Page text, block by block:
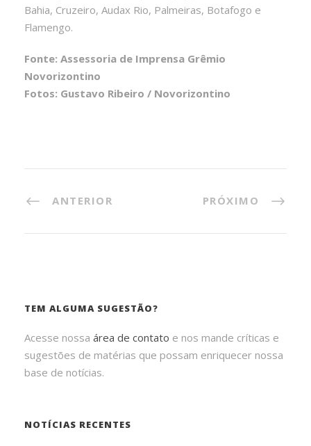
Bahia, Cruzeiro, Audax Rio, Palmeiras, Botafogo e
Flamengo.
Fonte: Assessoria de Imprensa Grêmio
Novorizontino
Fotos: Gustavo Ribeiro / Novorizontino
ANTERIOR PRÓXIMO
TEM ALGUMA SUGESTÃO?
Acesse nossa área de contato e nos mande críticas e
sugestões de matérias que possam enriquecer nossa
base de notícias.
NOTÍCIAS RECENTES